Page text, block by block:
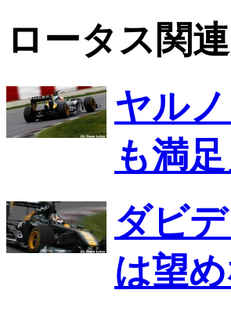
ロータス関
ヤル
も満足
ダビ
は望め